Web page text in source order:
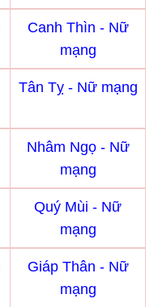
Canh Thìn - Nữ
mạng
Tân Tỵ - Nữ mạng
Nhâm Ngọ - Nữ
mạng
Quý Mùi - Nữ
mạng
Giáp Thân - Nữ
mạng